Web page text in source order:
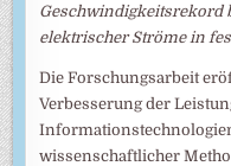
Geschwindigkeitsrekord
elektrischer Ströme in
Die Forschungsarbeit
Verbesserung der
wissenschaftlicher